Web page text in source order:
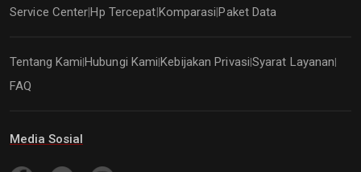
Service Center Hp Tercepat Komparasi Paket Data
Tentang Kami Hubungi Kami Kebijakan Privasi Syarat Layanan
FAQ
Media Sosial